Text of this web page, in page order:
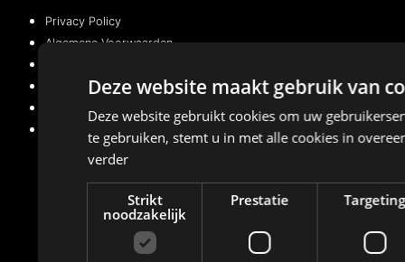
Privacy Policy
Algemene Voorwaarden
Privacy Policy
Algemene Voorwaarden
Cookiebeleid (EU)
Managed with BeMarketing
Deze website maakt gebruik van
Deze website gebruikt cookies om uw
te gebruiken, stemt u in met alle cookies in
verder
Strikt
noodzakelijk
Prestatie Targeting